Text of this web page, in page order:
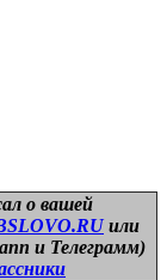
о вашей
или
и Телеграмм)